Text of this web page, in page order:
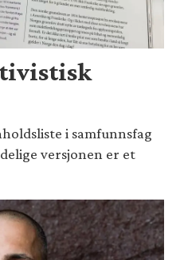
i samfunnsfag
versjonen er et